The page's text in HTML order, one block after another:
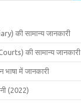
की सामान्य जानकारी
की सामान्य जानकारी
में जानकारी
(2022)